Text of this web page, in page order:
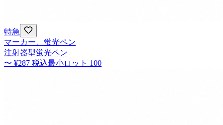
特急
マーカー、蛍光ペン
注射器型蛍光ペン
〜 ¥287 税込最小ロット 100